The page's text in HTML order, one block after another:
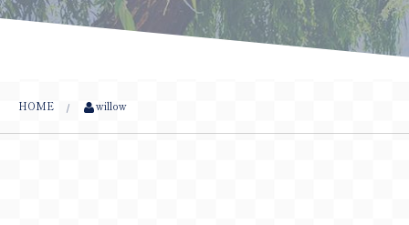
HOME willow